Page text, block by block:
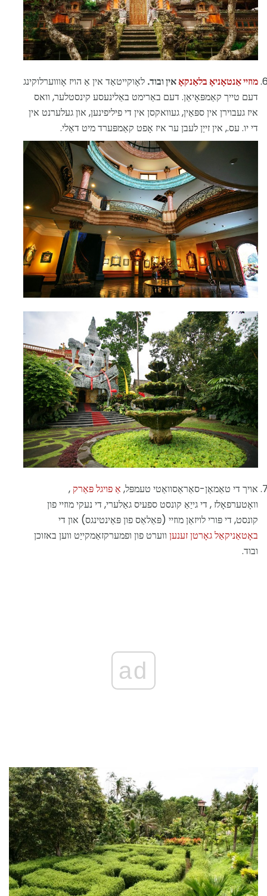
מוזיי אַנטאָניאָ בלאַנקאָאין ובוד. לאָוקייטאַד אין אַ הויז אָוווערלוקינג
דעם טייך קאַמפּאָיאַן. דעם באַרימט באַלינעסע קינסטלער, וואס
איז געבוירן אין ספּאַין, געוואקסן אין די פיליפינען, און געלערנט אין
די יו. עס., אין זייַן לעבן ער איז אָפט קאַמפּערד מיט דאַלי.
אויך די טאַמאַן-סאַראַסוואַטי טעמפּל, אַ פויגל פּאַרק ,
וואָטערפאָלז , די גייַאַ קונסט ספעיס גאַלערי, די נעקי מוזיי פון
קונסט, די פּורי לויזאַן מוזיי (פּאַלאַס פון פּאַינטינגס) און די
באָטאַניקאַל גאָרטן זענען ווערט פון ופמערקזאַמקייַט ווען באזוכן
ובוד.
ad